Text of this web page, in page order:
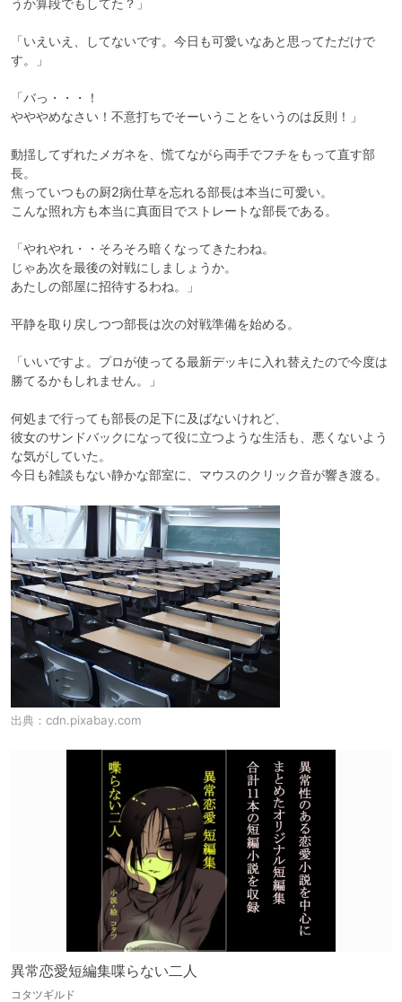
「いえいえ、してないです。今日も可愛いなあと思ってただけで
す。」
「バっ・・・！
やややめなさい！不意打ちでそーいうことをいうのは反則！」
動揺してずれたメガネを、慌てながら両手でフチをもって直す部
長。
焦っていつもの厨2病仕草を忘れる部長は本当に可愛い。
こんな照れ方も本当に真面目でストレートな部長である。
「やれやれ・・そろそろ暗くなってきたわね。
じゃあ次を最後の対戦にしましょうか。
あたしの部屋に招待するわね。」
平静を取り戻しつつ部長は次の対戦準備を始める。
「いいですよ。プロが使ってる最新デッキに入れ替えたので今度は
勝てるかもしれません。」
何処まで行っても部長の足下に及ばないけれど、
彼女のサンドバックになって役に立つような生活も、悪くないよう
な気がしていた。
今日も雑談もない静かな部室に、マウスのクリック音が響き渡る。
出典： cdn.pixabay.com
異常恋愛短編集喋らない二人
コタツギルド